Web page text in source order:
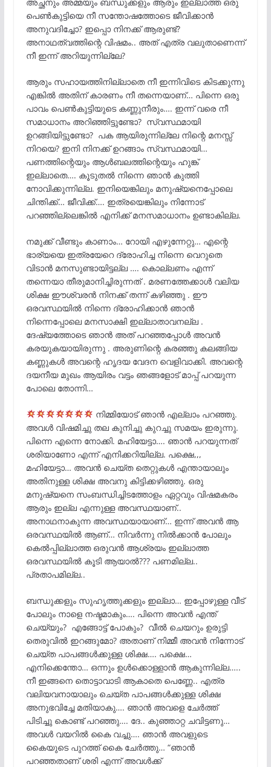
പെൺകുട്ടിയെ നീ സന്തോഷത്തോടെ ജീവിക്കാൻ
അനുവദിച്ചോ? ഇപ്പൊ നിനക്ക് ആരുണ്ട്?
അനാഥത്വത്തിന്റെ വിഷമം.. അത് എത്ര വലുതാണെന്ന്
നീ ഇന്ന് അറിയുന്നില്ലേ?
ആരും സഹായത്തിനില്ലാതെ നീ ഇന്നിവിടെ കിടക്കുന്നു
എങ്കിൽ അതിന് കാരണം നീ തന്നെയാണ്… പിന്നെ ഒരു
പാവം പെൺകുട്ടിയുടെ കണ്ണുനീരും…. ഇന്ന് വരെ നീ
സമാധാനം അറിഞ്ഞിട്ടുണ്ടോ? സ്വസ്ഥമായി
ഉറങ്ങിയിട്ടുണ്ടോ? പക ആയിരുന്നില്ലേ നിന്റെ മനസ്സ്
നിറയെ? ഇനി നിനക്ക് ഉറങ്ങാം സ്വസ്ഥമായി…
പണത്തിന്റെയും ആൾബലത്തിന്റെയും ഹുങ്ക്
ഇല്ലാതെ…. കൂടുതൽ നിന്നെ ഞാൻ കുത്തി
നോവിക്കുന്നില്ല. ഇനിയെങ്കിലും മനുഷ്യനെപ്പോലെ
ചിന്തിക്ക്… ജീവിക്ക്…. ഇത്രയെങ്കിലും നിന്നോട്
പറഞ്ഞില്ലെങ്കിൽ എനിക്ക് മനസമാധാനം ഉണ്ടാകില്ല.
നമുക്ക് വീണ്ടും കാണാം… റോയി എഴുന്നേറ്റു… എന്റെ
ഭാര്യയെ ഇത്രയേറെ ദ്രോഹിച്ച നിന്നെ വെറുതെ
വിടാൻ മനസുണ്ടായിട്ടല്ല …. കൊല്ലണം എന്ന്
തന്നെയാ തീരുമാനിച്ചിരുന്നത് . മരണത്തേക്കാൾ വലിയ
ശിക്ഷ ഈശ്വരൻ നിനക്ക് തന്ന് കഴിഞ്ഞു . ഈ
ഒരവസ്ഥയിൽ നിന്നെ ദ്രോഹിക്കാൻ ഞാൻ
നിന്നെപ്പോലെ മനസാക്ഷി ഇല്ലാതാവനല്ല .
ദേഷ്യത്തോടെ ഞാൻ അത് പറഞ്ഞപ്പോൾ അവൻ
കരയുകയായിരുന്നു . അരുണിന്റെ കരഞ്ഞു കലങ്ങിയ
കണ്ണുകൾ അവന്റെ ഹൃദയ വേദന വെളിവാക്കി. അവന്റെ
ദയനീയ മുഖം ആയിരം വട്ടം ഞങ്ങളോട് മാപ്പ് പറയുന്ന
പോലെ തോന്നി…
നിമ്മിയോട്‌ ഞാൻ എല്ലാം പറഞ്ഞു.
അവൾ വിഷമിച്ചു തല കുനിച്ചു കുറച്ചു സമയം ഇരുന്നു.
പിന്നെ എന്നെ നോക്കി. മഹിയേട്ടാ…. ഞാൻ പറയുന്നത്
ശരിയാണോ എന്ന് എനിക്കറിയില്ല. പക്ഷെ,,,
മഹിയേട്ടാ… അവൻ ചെയ്ത തെറ്റുകൾ എന്തായാലും
അതിനുള്ള ശിക്ഷ അവനു കിട്ടിക്കഴിഞ്ഞു. ഒരു
മനുഷ്യനെ സംബന്ധിച്ചിടത്തോളം ഏറ്റവും വിഷമകരം
ആരും ഇല്ല എന്നുള്ള അവസ്ഥയാണ്..
അനാഥനാകുന്ന അവസ്ഥയായാണ്… ഇന്ന് അവൻ ആ
ഒരവസ്ഥയിൽ ആണ്… നിവർന്നു നിൽക്കാൻ പോലും
കെൽപ്പില്ലാത്ത ഒരുവൻ ആശ്രയം ഇല്ലാത്ത
ഒരവസ്ഥയിൽ കൂടി ആയാൽ??? പണമില്ല..
പ്രതാപമില്ല..
ബന്ധുക്കളും സുഹൃത്തുക്കളും ഇല്ലാ… ഇപ്പോഴുള്ള വീട്
പോലും നാളെ നഷ്ടമാകും…. പിന്നെ അവൻ എന്ത്
ചെയ്യും? എങ്ങോട്ട് പോകും? വീൽ ചെയറും ഉരുട്ടി
തെരുവിൽ ഇറങ്ങുമോ? അതാണ്‌ നിമ്മീ അവൻ നിന്നോട്
ചെയ്ത പാപങ്ങൾക്കുള്ള ശിക്ഷ…. പക്ഷെ…
എനിക്കെന്തോ… ഒന്നും ഉൾക്കൊള്ളാൻ ആകുന്നില്ല…..
നീ ഇങ്ങനെ തൊട്ടാവാടി ആകാതെ പെണ്ണേ.. എത്ര
വലിയവനായാലും ചെയ്ത പാപങ്ങൾക്കുള്ള ശിക്ഷ
അനുഭവിച്ചേ മതിയാകു…. ഞാൻ അവളെ ചേർത്ത്
പിടിച്ചു കൊണ്ട് പറഞ്ഞു…. ദേ.. കുഞ്ഞാറ്റ ചവിട്ടണു…
അവൾ വയറിൽ കൈ വച്ചു…. ഞാൻ അവളുടെ
കൈയുടെ പുറത്ത് കൈ ചേർത്തു… “ഞാൻ
പറഞ്ഞതാണ് ശരി എന്ന് അവൾക്ക്